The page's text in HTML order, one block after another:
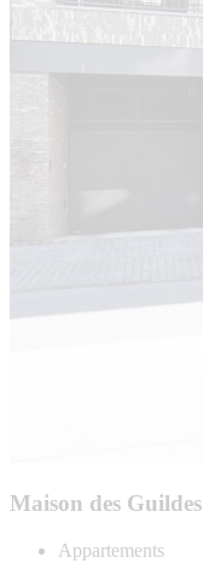
Maison des Guildes
Appartements